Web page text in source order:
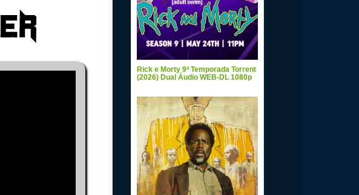
Rick e Morty 9ª Temporada Torrent
(2026) Dual Áudio WEB-DL 1080p